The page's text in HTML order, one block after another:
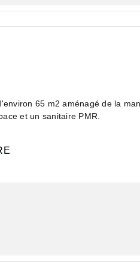
65 m2 aménagé de la
et un sanitaire PMR.